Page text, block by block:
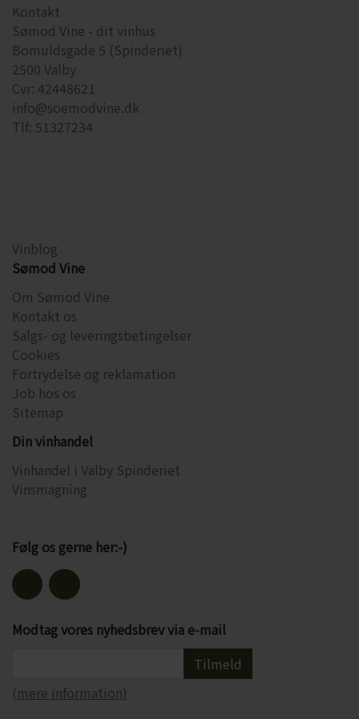
Kontakt
Sømod Vine - dit vinhus
Bomuldsgade 5 (Spinderiet)
2500 Valby
Cvr: 42448621
info@soemodvine.dk
Tlf: 51327234
Vinblog
Sømod Vine
Om Sømod Vine
Kontakt os
Salgs- og leveringsbetingelser
Cookies
Fortrydelse og reklamation
Job hos os
Sitemap
Din vinhandel
Vinhandel i Valby Spinderiet
Vinsmagning
Følg os gerne her:-)
Modtag vores nyhedsbrev via e-mail
Tilmeld
(mere information)